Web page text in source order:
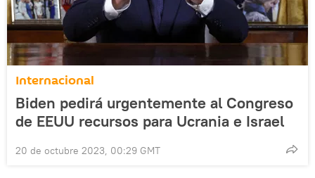
Internacional
Biden pedirá urgentemente al Congreso
de EEUU recursos para Ucrania e Israel
20 de octubre 2023, 00:29 GMT